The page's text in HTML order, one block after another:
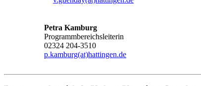
Petra Kamburg
Programmbereichsleiterin
02324 204-3510
p.kamburg(at)hattingen.de